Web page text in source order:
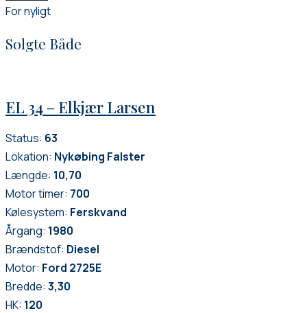
For nyligt
Solgte Både
EL 34 – Elkjær Larsen
Status: 63
Lokation: Nykøbing Falster
Længde: 10,70
Motor timer: 700
Kølesystem: Ferskvand
Årgang: 1980
Brændstof: Diesel
Motor: Ford 2725E
Bredde: 3,30
HK: 120